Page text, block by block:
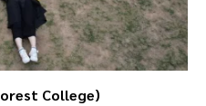
College)